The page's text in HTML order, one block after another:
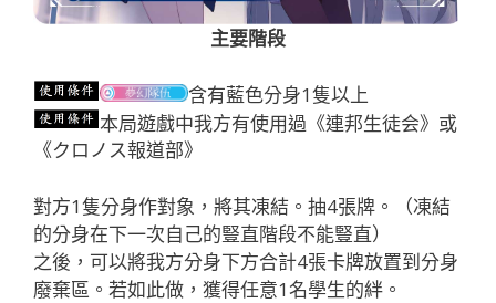
主要階段
含有藍色分身1隻以上
本局遊戲中我方有使用過《連邦生徒会》或
《クロノス報道部》
對方1隻分身作對象，將其凍結。抽4張牌。（凍結
的分身在下一次自己的豎直階段不能豎直）
之後，可以將我方分身下方合計4張卡牌放置到分身
廢棄區。若如此做，獲得任意1名學生的絆。